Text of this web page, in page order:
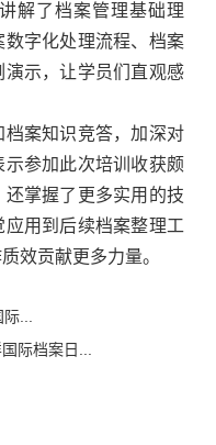
解了档案管理基础理
字化处理流程、档案
示，让学员们直观感
案知识竞答，加深对
参加此次培训收获颇
掌握了更多实用的技
用到后续档案整理工
效贡献更多力量。
...
际档案日...